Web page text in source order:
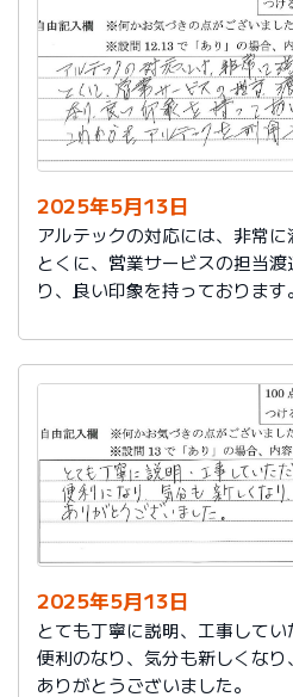
2025年5月13日
アルテックの対応には、非常に
とくに、営業サービスの担当
り、良い印象を持っております。
2025年5月13日
とても丁寧に説明、工事してい
便利のなり、気分も新しくなり
ありがとうございました。